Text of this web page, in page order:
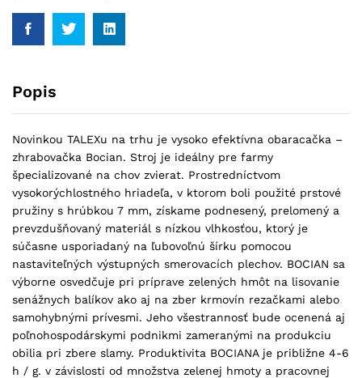
Popis
Novinkou TALEXu na trhu je vysoko efektívna obaracačka –
zhrabovačka Bocian. Stroj je ideálny pre farmy
špecializované na chov zvierat. Prostredníctvom
vysokorýchlostného hriadeľa, v ktorom boli použité prstové
pružiny s hrúbkou 7 mm, získame podnesený, prelomený a
prevzdušňovaný materiál s nízkou vlhkosťou, ktorý je
súčasne usporiadaný na ľubovoľnú šírku pomocou
nastaviteľných výstupných smerovacích plechov. BOCIAN sa
výborne osvedčuje pri príprave zelených hmôt na lisovanie
senážnych balíkov ako aj na zber krmovín rezačkami alebo
samohybnými prívesmi. Jeho všestrannosť bude ocenená aj
poľnohospodárskymi podnikmi zameranými na produkciu
obilia pri zbere slamy. Produktivita BOCIANA je približne 4-6
h / g. v závislosti od množstva zelenej hmoty a pracovnej